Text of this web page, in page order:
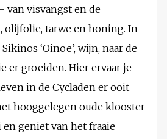
van visvangst en de
olijfolie, tarwe en honing. In
‘Oinoe’, wijn, naar de
er groeiden. Hier ervaar je
in de Cycladen er ooit
hooggelegen oude klooster
geniet van het fraaie